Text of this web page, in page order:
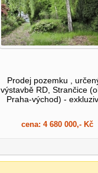
Prodej pozemku ,
výstavbě RD, Strančice
Praha-východ) -
cena: 4 680 000,- Kč